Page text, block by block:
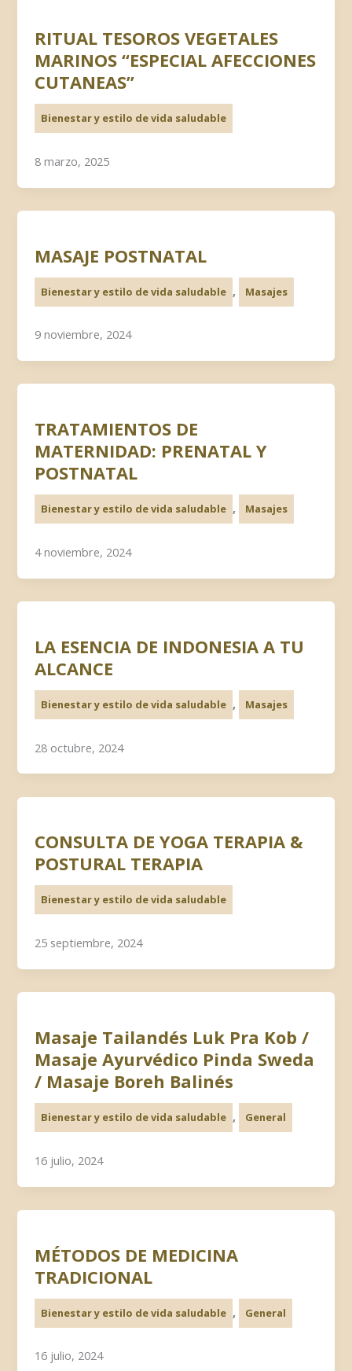
RITUAL TESOROS VEGETALES
MARINOS “ESPECIAL AFECCIONES
CUTANEAS”
Bienestar y estilo de vida saludable
8 marzo, 2025
MASAJE POSTNATAL
Bienestar y estilo de vida saludable , Masajes
9 noviembre, 2024
TRATAMIENTOS DE
MATERNIDAD: PRENATAL Y
POSTNATAL
Bienestar y estilo de vida saludable , Masajes
4 noviembre, 2024
LA ESENCIA DE INDONESIA A TU
ALCANCE
Bienestar y estilo de vida saludable , Masajes
28 octubre, 2024
CONSULTA DE YOGA TERAPIA &
POSTURAL TERAPIA
Bienestar y estilo de vida saludable
25 septiembre, 2024
Masaje Tailandés Luk Pra Kob /
Masaje Ayurvédico Pinda Sweda
/ Masaje Boreh Balinés
Bienestar y estilo de vida saludable , General
16 julio, 2024
MÉTODOS DE MEDICINA
TRADICIONAL
Bienestar y estilo de vida saludable , General
16 julio, 2024